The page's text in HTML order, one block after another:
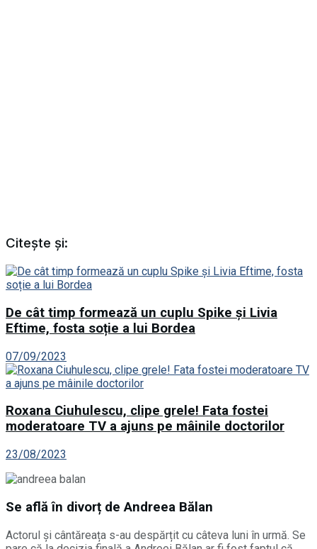
Citește și:
De cât timp formează un cuplu Spike și Livia
Eftime, fosta soție a lui Bordea
07/09/2023
Roxana Ciuhulescu, clipe grele! Fata fostei
moderatoare TV a ajuns pe mâinile doctorilor
23/08/2023
Se află în divorț de Andreea Bălan
Actorul și cântăreața s-au despărțit cu câteva luni în urmă. Se